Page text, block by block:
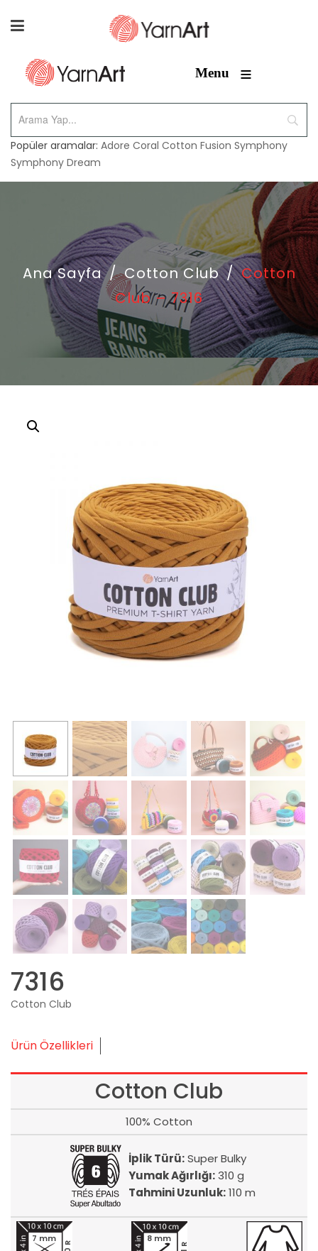
Menu ≡
Popüler aramalar: Adore Coral Cotton Fusion Symphony
Symphony Dream
Ana Sayfa / Cotton Club / Cotton
Club – 7316
7316
Cotton Club
Ürün Özellikleri
Cotton Club
100% Cotton
İplik Türü:Super Bulky
Yumak Ağırlığı:310 g
Tahmini Uzunluk:110 m
7 mm
11 R
8 mm